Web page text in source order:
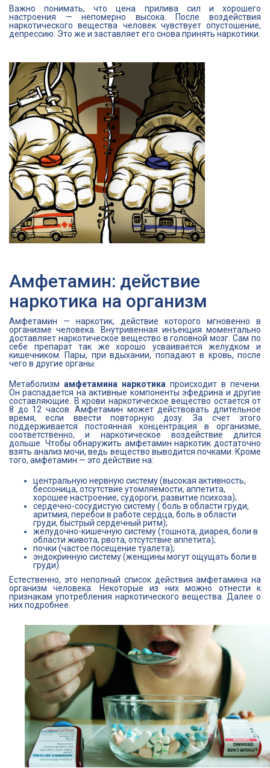
Важно понимать, что цена прилива сил и хорошего
настроения — непомерно высока. После воздействия
наркотического вещества человек чувствует опустошение,
депрессию. Это же и заставляет его снова принять наркотики.
Амфетамин: действие
наркотика на организм
Амфетамин — наркотик, действие которого мгновенно в
организме человека. Внутривенная инъекция моментально
доставляет наркотическое вещество в головной мозг. Сам по
себе препарат так же хорошо усваивается желудком и
кишечником. Пары, при вдыхании, попадают в кровь, после
чего в другие органы.
Метаболизм амфетамина наркотика происходит в печени.
Он распадается на активные компоненты эфедрина и другие
составляющие. В крови наркотическое вещество остается от
8 до 12 часов. Амфетамин может действовать длительное
время, если ввести повторную дозу. За счет этого
поддерживается постоянная концентрация в организме,
соответственно, и наркотическое воздействие длится
дольше. Чтобы обнаружить амфетамин наркотик достаточно
взять анализ мочи, ведь вещество выводится почками. Кроме
того, амфетамин — это действие на:
центральную нервную систему (высокая активность,
бессоница, отсутствие утомляемости, аппетита,
хорошее настроение, судороги, развитие психоза);
сердечно-сосудистую систему ( боль в области груди,
аритмия, перебои в работе сердца, боль в области
груди, быстрый сердечный ритм);
желудочно-кишечную систему (тошнота, диарея, боли в
области живота, рвота, отсутствие аппетита);
почки (частое посещение туалета);
эндокринную систему (женщины могут ощущать боли в
груди).
Естественно, это неполный список действия амфетамина на
организм человека. Некоторые из них можно отнести к
признакам употребления наркотического вещества. Далее о
них подробнее.